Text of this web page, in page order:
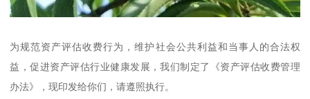
为规范资产评估收费行为，维护社会公共利益和当事人的合法权
益，促进资产评估行业健康发展，我们制定了《资产评估收费管理
办法》，现印发给你们，请遵照执行。